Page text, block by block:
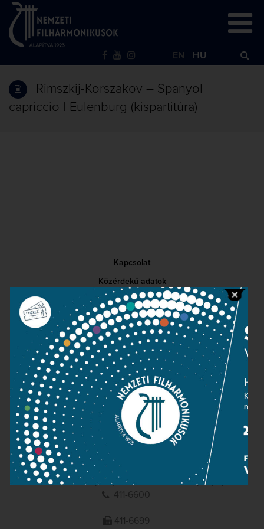
EN HU
Rimszkij-Korszakov – Spanyol
capriccio | Eulenburg (kispartitúra)
Kapcsolat
Közérdekű adatok
Sajtószoba
Adatvédelem
Impresszum
NEMZETI
FILHARMONIKUSOK
1095 Budapest, Komor Marcell u. 1. (Müpa)
411-6600
411-6699